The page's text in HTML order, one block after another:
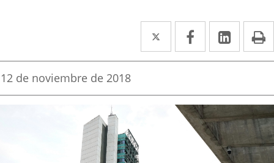
Twitter
Enlace
a
aplicación
externa.
Facebook
Enlace
a
aplicación
externa.
Enlace
a
Fecha
la
12 de noviembre de 2018